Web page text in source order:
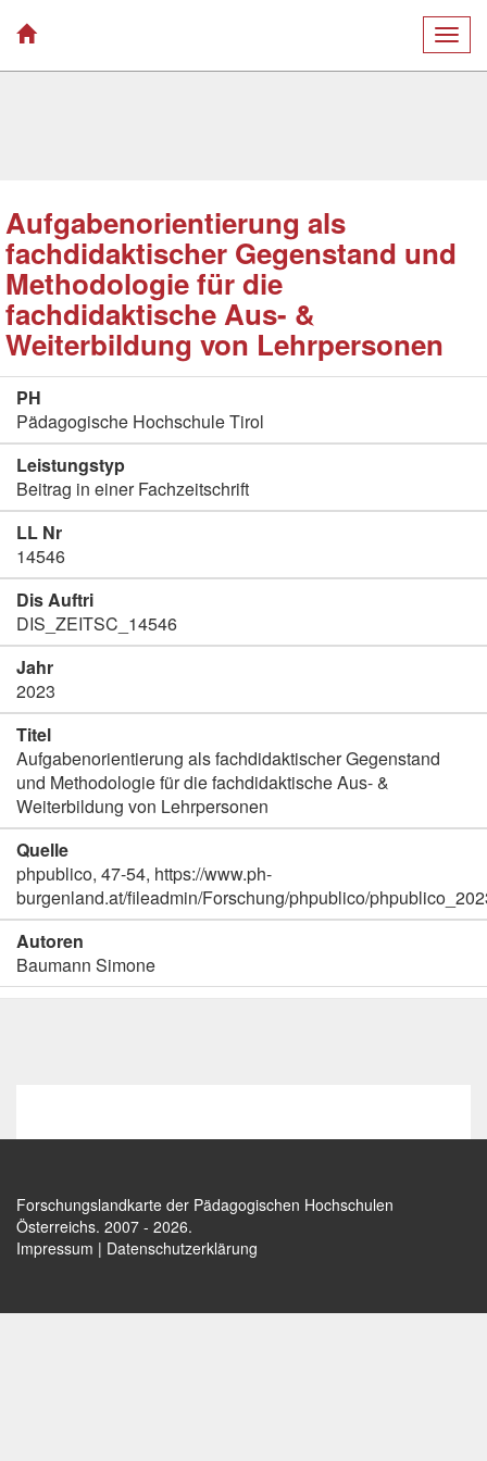
Aufgabenorientierung als
fachdidaktischer Gegenstand und
Methodologie für die
fachdidaktische Aus- &
Weiterbildung von Lehrpersonen
PH
Pädagogische Hochschule Tirol
Leistungstyp
Beitrag in einer Fachzeitschrift
LL Nr
14546
Dis Auftri
DIS_ZEITSC_14546
Jahr
2023
Titel
Aufgabenorientierung als fachdidaktischer Gegenstand
und Methodologie für die fachdidaktische Aus- &
Weiterbildung von Lehrpersonen
Quelle
phpublico, 47-54, https://www.ph-
burgenland.at/fileadmin/Forschung/phpublico/
Autoren
Baumann Simone
Forschungslandkarte der Pädagogischen Hochschulen
Österreichs. 2007 - 2026.
Impressum | Datenschutzerklärung